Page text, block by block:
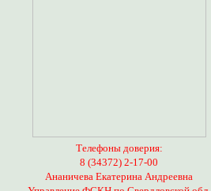
Телефоны доверия:
8 (34372) 2-17-00
Ананичева Екатерина Андреевна